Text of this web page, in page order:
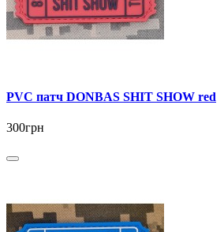
PVC патч DONBAS SHIT SHOW red
300грн